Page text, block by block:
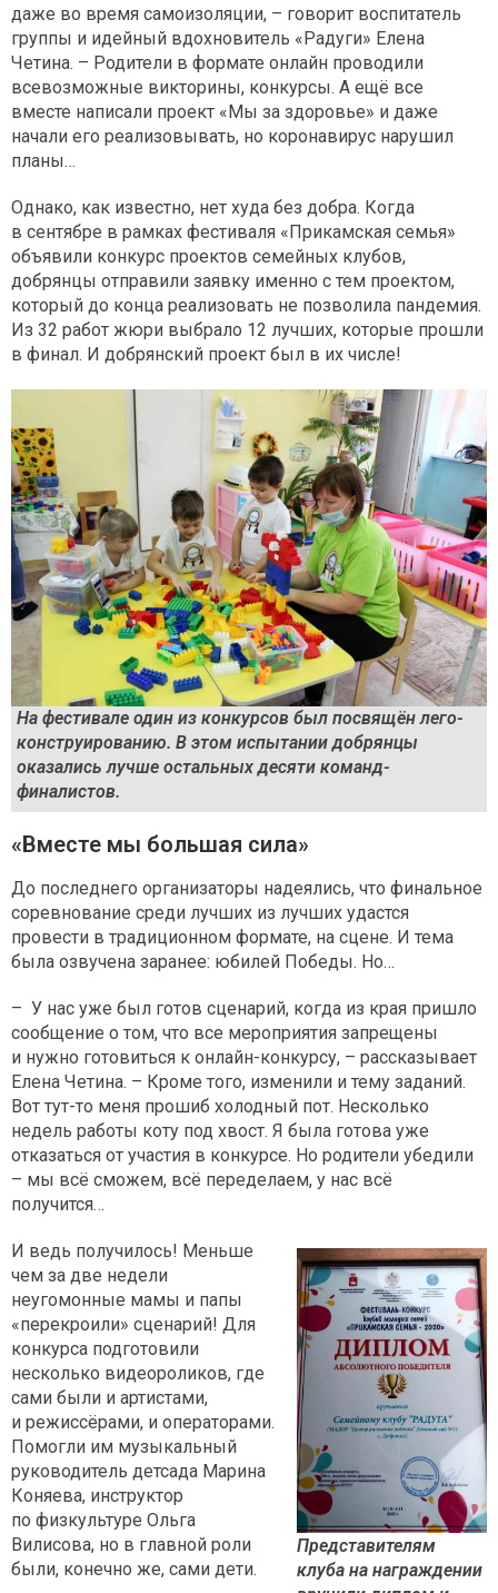
даже во время самоизоляции, – говорит воспитатель
группы и идейный вдохновитель «Радуги» Елена
Четина. – Родители в формате онлайн проводили
всевозможные викторины, конкурсы. А ещё все
вместе написали проект «Мы за здоровье» и даже
начали его реализовывать, но коронавирус нарушил
планы…
Однако, как известно, нет худа без добра. Когда
в сентябре в рамках фестиваля «Прикамская семья»
объявили конкурс проектов семейных клубов,
добрянцы отправили заявку именно с тем проектом,
который до конца реализовать не позволила пандемия.
Из 32 работ жюри выбрало 12 лучших, которые прошли
в финал. И добрянский проект был в их числе!
На фестивале один из конкурсов был посвящён лего-
конструированию. В этом испытании добрянцы
оказались лучше остальных десяти команд-
финалистов.
«Вместе мы большая сила»
До последнего организаторы надеялись, что финальное
соревнование среди лучших из лучших удастся
провести в традиционном формате, на сцене. И тема
была озвучена заранее: юбилей Победы. Но…
– У нас уже был готов сценарий, когда из края пришло
сообщение о том, что все мероприятия запрещены
и нужно готовиться к онлайн-конкурсу, – рассказывает
Елена Четина. – Кроме того, изменили и тему заданий.
Вот тут-то меня прошиб холодный пот. Несколько
недель работы коту под хвост. Я была готова уже
отказаться от участия в конкурсе. Но родители убедили
– мы всё сможем, всё переделаем, у нас всё
получится…
Представителям
клуба на награждении
И ведь получилось! Меньше
чем за две недели
неугомонные мамы и папы
«перекроили» сценарий! Для
конкурса подготовили
несколько видеороликов, где
сами были и артистами,
и режиссёрами, и операторами.
Помогли им музыкальный
руководитель детсада Марина
Коняева, инструктор
по физкультуре Ольга
Вилисова, но в главной роли
были, конечно же, сами дети.